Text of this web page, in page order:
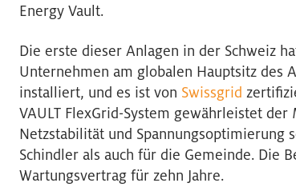
Energy Vault.
Die erste dieser Anlagen in der Schweiz
Unternehmen am globalen Hauptsitz des
installiert, und es ist von Swissgrid
VAULT FlexGrid-System gewährleistet
Netzstabilität und Spannungsoptimierung
Schindler als auch für die Gemeinde. Die
Wartungsvertrag für zehn Jahre.